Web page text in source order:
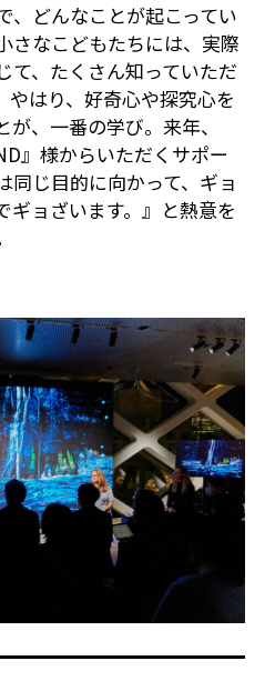
、どんなことが起こってい
さなこどもたちには、実際
て、たくさん知っていただ
やはり、好奇心や探究心を
、一番の学び。来年、
』様からいただくサポー
同じ目的に向かって、ギョ
ギョざいます。』と熱意を